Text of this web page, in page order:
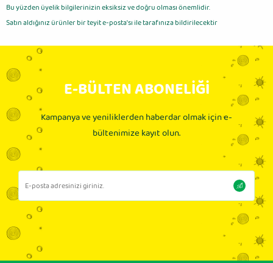
Bu yüzden üyelik bilgilerinizin eksiksiz ve doğru olması önemlidir.
Satın aldığınız ürünler bir teyit e-posta'sı ile tarafınıza bildirilecektir
E-BÜLTEN ABONELİĞİ
Kampanya ve yeniliklerden haberdar olmak için e-
bültenimize kayıt olun.